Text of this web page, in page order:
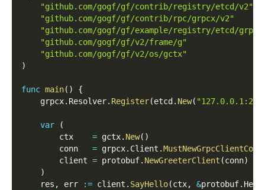
"github.com/gogf/gf/contrib/registry/etcd/v2"
"github.com/gogf/gf/contrib/rpc/grpcx/v2"
"github.com/gogf/gf/example/registry/etcd/grpc/
"github.com/gogf/gf/v2/frame/g"
"github.com/gogf/gf/v2/os/gctx"
)
func main( )
{
    grpcx
. Resolver. Register(etcd . New(
var
(
        ctx
= gctx. New( )
        conn
= grpcx. Client .MustNewGrpcClientConn
        client
= protobuf. NewGreeterClient (conn)
)
    res
, err := client . SayHello(ctx, &protobuf.